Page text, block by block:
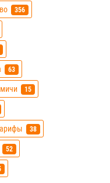
356
63
15
38
52